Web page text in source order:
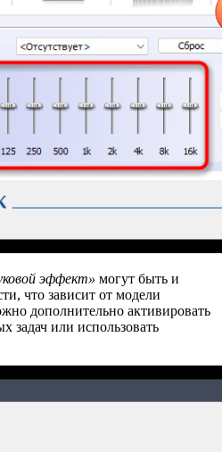
эффект» могут быть и
что зависит от модели
дополнительно активировать
задач или использовать